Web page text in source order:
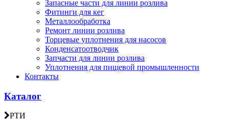
Запасные части для линии розлива
Фитинги для кег
Металлообработка
Ремонт линии розлива
Торцевые уплотнения для насосов
Конденсатоотводчик
Запчасти для линии розлива
Уплотнения для пищевой промышленности
Контакты
Каталог
РТИ